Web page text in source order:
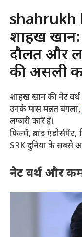
shahrukh
शाहरुख
दौलत और
की असली
शाहरुख खान की नेट
उनके पास मन्नत बंगला,
लग्जरी कारें हैं।
फिल्में, ब्रांड
SRK दुनिया के सबसे
नेट वर्थ और